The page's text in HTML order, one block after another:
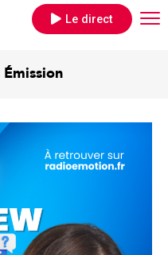
Le direct